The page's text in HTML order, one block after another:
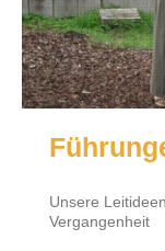
Unsere
Vergangenheit